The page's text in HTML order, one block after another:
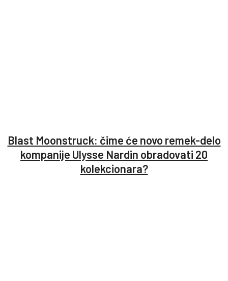
Blast Moonstruck: čime će novo remek-delo
kompanije Ulysse Nardin obradovati 20
kolekcionara?